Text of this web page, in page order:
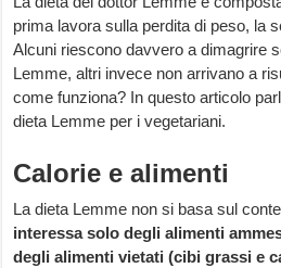
prima lavora sulla perdita di peso, la
Alcuni riescono davvero a dimagrire
Lemme, altri invece non arrivano a
come funziona? In questo articolo
dieta Lemme per i vegetariani.
Calorie e alimenti
La dieta Lemme non si basa sul
interessa solo degli alimenti
degli alimenti vietati (cibi grassi e